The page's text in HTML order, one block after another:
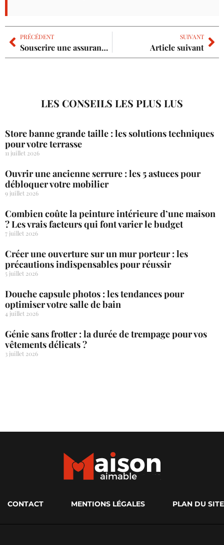
PRÉCÉDENT
Souscrire une assurance habitation : quel intérêt ?
SUIVANT
Article suivant
LES CONSEILS LES PLUS LUS
Store banne grande taille : les solutions techniques
pour votre terrasse
11 juillet 2026
Ouvrir une ancienne serrure : les 5 astuces pour
débloquer votre mobilier
9 juillet 2026
Combien coûte la peinture intérieure d’une maison
? Les vrais facteurs qui font varier le budget
7 juillet 2026
Créer une ouverture sur un mur porteur : les
précautions indispensables pour réussir
5 juillet 2026
Douche capsule photos : les tendances pour
optimiser votre salle de bain
4 juillet 2026
Génie sans frotter : la durée de trempage pour vos
vêtements délicats ?
3 juillet 2026
CONTACT MENTIONS LÉGALES PLAN DU SITE